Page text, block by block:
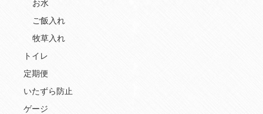
お水
ご飯入れ
牧草入れ
トイレ
定期便
いたずら防止
ゲージ